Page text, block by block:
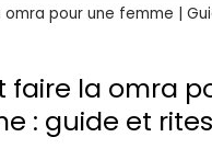
faire la omra
: guide et rites